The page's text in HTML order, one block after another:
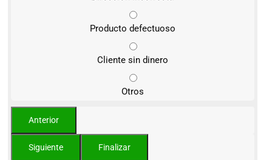
Producto defectuoso
Cliente sin dinero
Otros